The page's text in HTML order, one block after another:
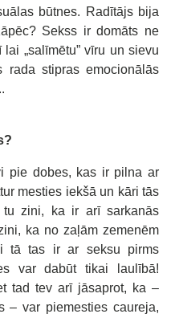
būtnes. Radītājs bija
Sekss ir domāts ne
„salīmētu” vīru un sievu
rada stipras emocionālās
pie dobes, kas ir pilna ar
mesties iekšā un kāri tās
zini, ka ir arī sarkanās
ka no zaļām zemenēm
tā tas ir ar seksu pirms
var dabūt tikai laulībā!
tad tev arī jāsaprot, ka –
– var piemesties caureja,